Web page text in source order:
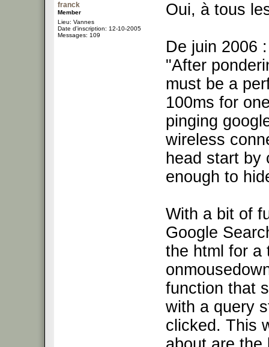
franck
Member
Lieu: Vannes
Date d'inscription: 12-10-2005
Messages: 109
Oui, à tous
De juin 2006 :
"After
must be a
100ms for
pinging
wireless
head start by
enough to
With a bit of
Google
the html for a
function that
with a query
clicked. This